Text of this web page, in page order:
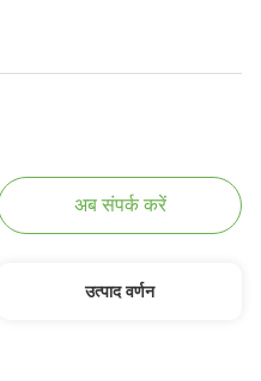
अब संपर्क करें
उत्पाद वर्णन